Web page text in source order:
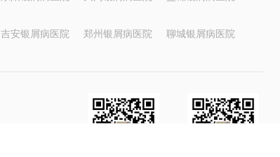
吉安银屑病医院 郑州银屑病医院 聊城银屑病医院